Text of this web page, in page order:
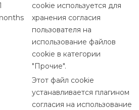
cookie используется для
хранения согласия
пользователя на
использование файлов
cookie в категории
"Прочие".
Этот файл cookie
устанавливается плагином
согласия на использование